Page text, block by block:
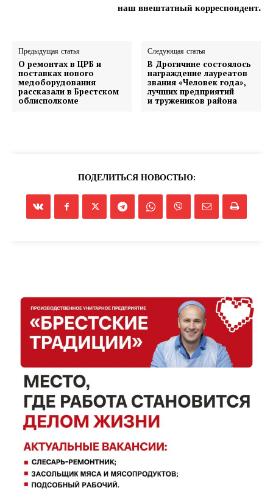
"Драгічынскі Веснік"
Редакция "ДВ"
Наша гісторыя
наш внештатный корреспондент.
Предыдущая статья
О ремонтах в ЦРБ и
поставках нового
медоборудования
рассказали в Брестском
облисполкоме
Следующая статья
В Дрогичине состоялось
награждение лауреатов
звания «Человек года»,
лучших предприятий
и тружеников района
ПОДЕЛИТЬСЯ НОВОСТЬЮ: